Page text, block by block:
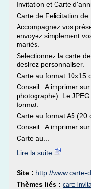
Invitation et Carte
Carte de Felicitation de
Accompagnez vos
envoyez simplement
mariés.
Selectionnez la carte
desirez personnaliser.
Carte au format 10x15
Conseil : A imprimer
photographe). Le
format.
Carte au format A5 (20
Conseil : A imprimer
Carte au...
Lire la suite
Site : http://www.carte-
Thèmes liés : carte